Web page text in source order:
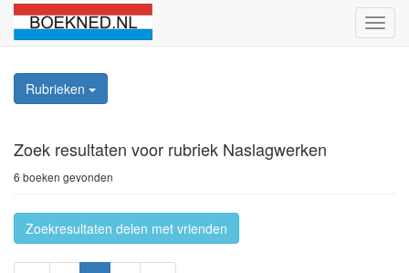
Rubrieken
Zoek resultaten voor rubriek Naslagwerken
6 boeken gevonden
Zoekresultaten delen met vrienden